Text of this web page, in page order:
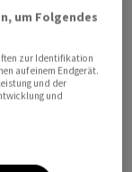
die
als mit
Punkten.
um Folgendes
zur Identifikation
auf einem Endgerät.
und der
und